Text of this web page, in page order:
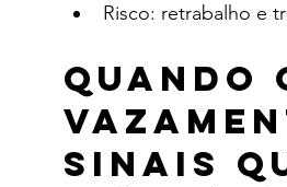
Risco: retrabalho e
Quando
sinais